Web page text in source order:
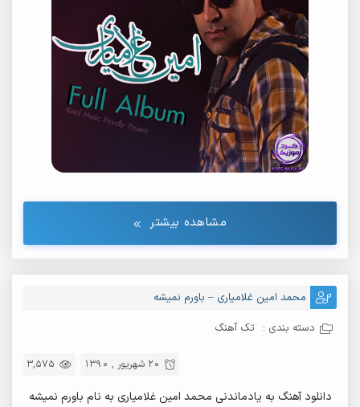
مشاهده بیشتر
محمد امین غلامیاری – باورم نمیشه
دسته بندی : تک آهنگ
3,575 20 شهریور , 1390
دانلود آهنگ به یادماندنی محمد امین غلامیاری به نام باورم نمیشه